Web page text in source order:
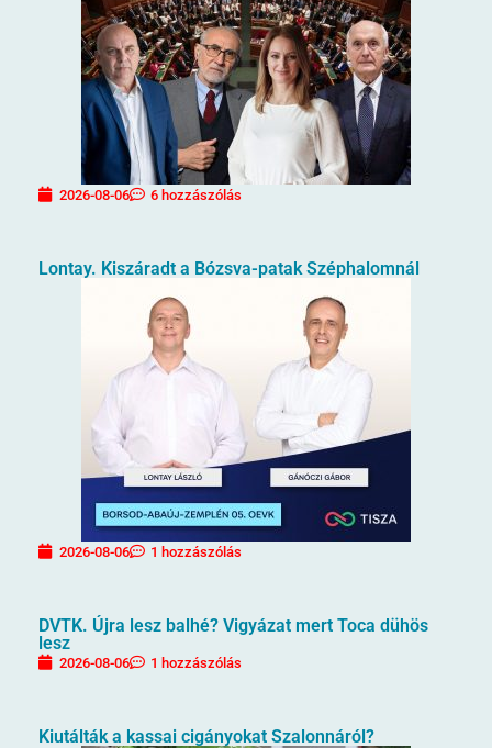
2026-08-06 6 hozzászólás
Lontay. Kiszáradt a Bózsva-patak Széphalomnál
2026-08-06 1 hozzászólás
DVTK. Újra lesz balhé? Vigyázat mert Toca dühös
lesz
2026-08-06 1 hozzászólás
Kiutálták a kassai cigányokat Szalonnáról?